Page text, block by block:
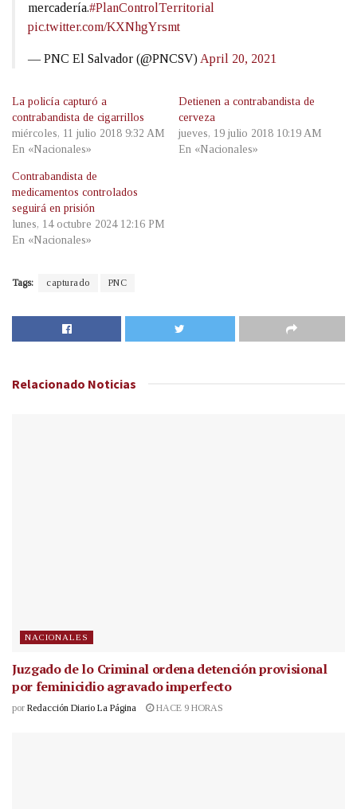
mercadería.#PlanControlTerritorial
pic.twitter.com/KXNhgYrsmt
— PNC El Salvador (@PNCSV) April 20, 2021
La policía capturó a
contrabandista de cigarrillos
miércoles, 11 julio 2018 9:32 AM
En «Nacionales»
Detienen a contrabandista de
cerveza
jueves, 19 julio 2018 10:19 AM
En «Nacionales»
Contrabandista de
medicamentos controlados
seguirá en prisión
lunes, 14 octubre 2024 12:16 PM
En «Nacionales»
Tags: capturado PNC
Relacionado Noticias
NACIONALES
Juzgado de lo Criminal ordena detención provisional
por feminicidio agravado imperfecto
por Redacción Diario La Página HACE 9 HORAS